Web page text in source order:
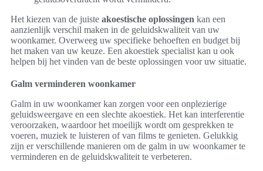
Het kiezen van de juiste akoestische oplossingen kan een
aanzienlijk verschil maken in de geluidskwaliteit van uw
woonkamer. Overweeg uw specifieke behoeften en budget bij
het maken van uw keuze. Een akoestiek specialist kan u ook
helpen bij het vinden van de beste oplossingen voor uw situatie.
Galm verminderen woonkamer
Galm in uw woonkamer kan zorgen voor een onplezierige
geluidsweergave en een slechte akoestiek. Het kan interferentie
veroorzaken, waardoor het moeilijk wordt om gesprekken te
voeren, muziek te luisteren of van films te genieten. Gelukkig
zijn er verschillende manieren om de galm in uw woonkamer te
verminderen en de geluidskwaliteit te verbeteren.